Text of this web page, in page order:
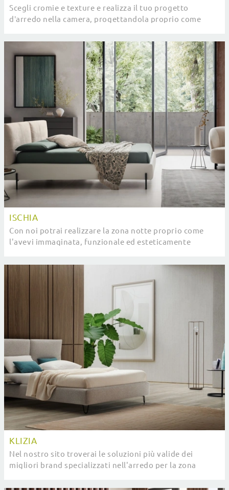
Scegli cromie e texture e realizza il tuo progetto
d’arredo nella camera, progettandola proprio come
ISCHIA
Con noi potrai realizzare la zona notte proprio come
l'avevi immaginata, funzionale ed esteticamente
KLIZIA
Nel nostro sito troverai le soluzioni più valide dei
migliori brand specializzati nell'arredo per la zona